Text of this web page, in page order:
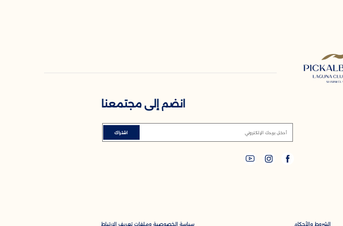
انضم إلى مجتمعنا
أدخل بريدك الإلكتروني اشتراك
الشروط والأحكام سياسة الخصوصية وملفات تعريف الارتباط